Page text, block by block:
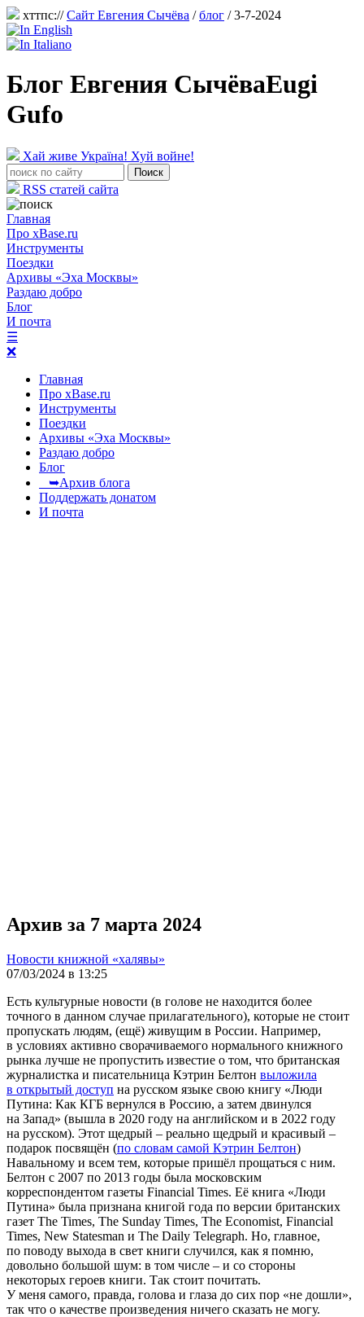
хттпс://Сайт Евгения Сычёва /блог / 3-7-2024
Блог Евгения СычёваEugi
Gufo
Хай живе Україна! Хуй войне!
RSS статей сайта
Главная
Про xBase.ru
Инструменты
Поездки
Архивы «Эха Москвы»
Раздаю добро
Блог
И почта
☰
❌
Главная
Про xBase.ru
Инструменты
Поездки
Архивы «Эха Москвы»
Раздаю добро
Блог
➥Архив блога
Поддержать донатом
И почта
Архив за 7 марта 2024
Новости книжной «халявы»
07/03/2024 в 13:25
Есть культурные новости (в голове не находится более
точного в данном случае прилагательного), которые не стоит
пропускать людям, (ещё) живущим в России. Например,
в условиях активно сворачиваемого нормального книжного
рынка лучше не пропустить известие о том, что британская
журналистка и писательница Кэтрин Белтон выложила
в открытый доступ на русском языке свою книгу «Люди
Путина: Как КГБ вернулся в Россию, а затем двинулся
на Запад» (вышла в 2020 году на английском и в 2022 году
на русском). Этот щедрый – реально щедрый и красивый –
подарок посвящён (по словам самой Кэтрин Белтон)
Навальному и всем тем, которые пришёл прощаться с ним.
Белтон с 2007 по 2013 годы была московским
корреспондентом газеты Financial Times. Её книга «Люди
Путина» была признана книгой года по версии британских
газет The Times, The Sunday Times, The Economist, Financial
Times, New Statesman и The Daily Telegraph. Но, главное,
по поводу выхода в свет книги случился, как я помню,
довольно большой шум: в том числе – и со стороны
некоторых героев книги. Так стоит почитать.
У меня самого, правда, голова и глаза до сих пор «не дошли»,
так что о качестве произведения ничего сказать не могу.